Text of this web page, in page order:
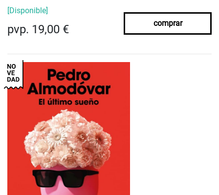
[Disponible]
pvp. 19,00 € comprar